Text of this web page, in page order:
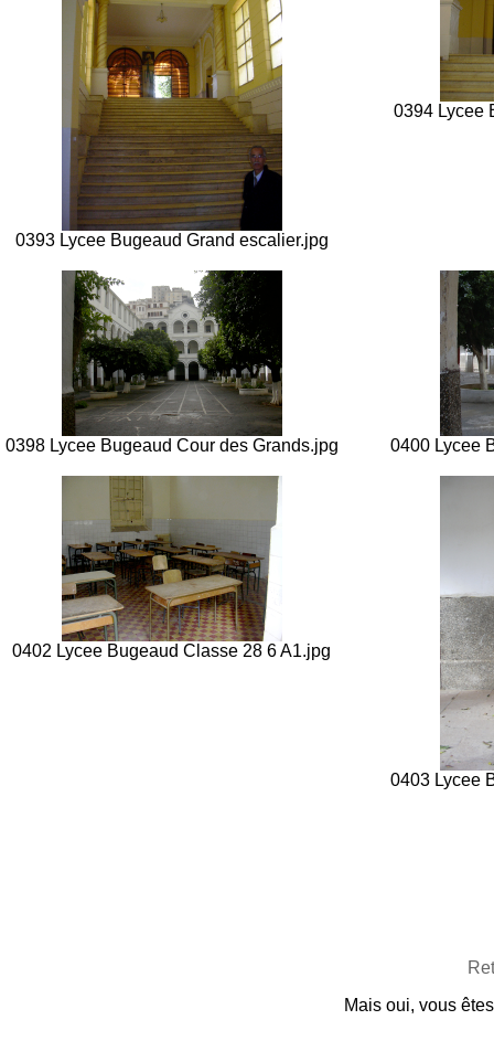
0393 Lycee Bugeaud Grand escalier.jpg
0394 Lycee
0398 Lycee Bugeaud Cour des Grands.jpg 0400 Lycee
0402 Lycee Bugeaud Classe 28 6 A1.jpg
0403 Lycee
Mais oui, vous